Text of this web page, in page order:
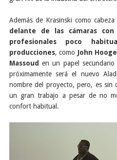
Además de Krasinski como
delante de las cámaras
profesionales poco
producciones, como John
Massoud en un papel
próximamente será el nuevo
nombre del proyecto, pero, es sin
un gran trabajo a pesar de no
confort habitual.